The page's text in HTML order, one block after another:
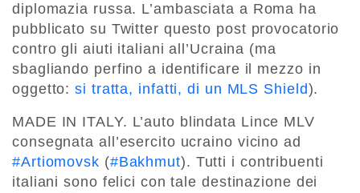
diplomazia russa. L’ambasciata a Roma ha
pubblicato su Twitter questo post provocatorio
contro gli aiuti italiani all’Ucraina (ma
sbagliando perfino a identificare il mezzo in
oggetto:si tratta, infatti, di un MLS Shield).
MADE IN ITALY. L’auto blindata Lince MLV
consegnata all’esercito ucraino vicino ad
#Artiomovsk (#Bakhmut). Tutti i contribuenti
italiani sono felici con tale destinazione dei